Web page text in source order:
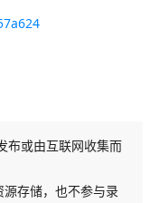
布或由互联网收集而
存储，也不参与录